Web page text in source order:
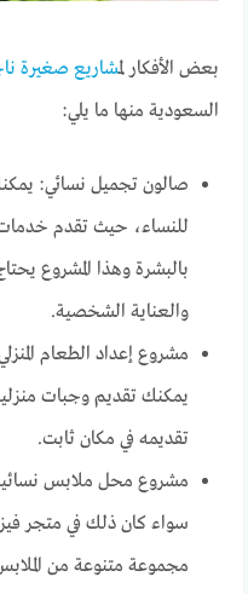
بعض الأفكار لمشاريع صغيرة
السعودية منها ما يلي:
صالون تجميل نسائي:
للنساء، حيث تقدم خدمات
بالبشرة وهذا المشروع
والعناية الشخصية.
مشروع إعداد الطعام
يمكنك تقديم وجبات
تقديمه في مكان ثابت.
مشروع محل ملابس
سواء كان ذلك في متجر
مجموعة متنوعة من